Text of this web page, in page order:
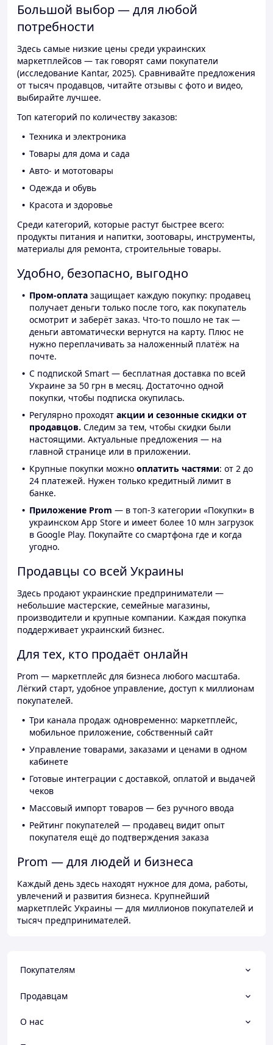
Большой выбор — для любой
потребности
Здесь самые низкие цены среди украинских
маркетплейсов — так говорят сами покупатели
(исследование Kantar, 2025). Сравнивайте предложения
от тысяч продавцов, читайте отзывы с фото и видео,
выбирайте лучшее.
Топ категорий по количеству заказов:
Техника и электроника
Товары для дома и сада
Авто- и мототовары
Одежда и обувь
Красота и здоровье
Среди категорий, которые растут быстрее всего:
продукты питания и напитки, зоотовары, инструменты,
материалы для ремонта, строительные товары.
Удобно, безопасно, выгодно
Пром-оплата защищает каждую покупку: продавец
получает деньги только после того, как покупатель
осмотрит и заберёт заказ. Что-то пошло не так —
деньги автоматически вернутся на карту. Плюс не
нужно переплачивать за наложенный платёж на
почте.
С подпиской Smart — бесплатная доставка по всей
Украине за 50 грн в месяц. Достаточно одной
покупки, чтобы подписка окупилась.
Регулярно проходят акции и сезонные скидки от
продавцов. Следим за тем, чтобы скидки были
настоящими. Актуальные предложения — на
главной странице или в приложении.
Крупные покупки можно оплатить частями: от 2 до
24 платежей. Нужен только кредитный лимит в
банке.
Приложение Prom — в топ-3 категории «Покупки» в
украинском App Store и имеет более 10 млн загрузок
в Google Play. Покупайте со смартфона где и когда
угодно.
Продавцы со всей Украины
Здесь продают украинские предприниматели —
небольшие мастерские, семейные магазины,
производители и крупные компании. Каждая покупка
поддерживает украинский бизнес.
Для тех, кто продаёт онлайн
Prom — маркетплейс для бизнеса любого масштаба.
Лёгкий старт, удобное управление, доступ к миллионам
покупателей.
Три канала продаж одновременно: маркетплейс,
мобильное приложение, собственный сайт
Управление товарами, заказами и ценами в одном
кабинете
Готовые интеграции с доставкой, оплатой и выдачей
чеков
Массовый импорт товаров — без ручного ввода
Рейтинг покупателей — продавец видит опыт
покупателя ещё до подтверждения заказа
Prom — для людей и бизнеса
Каждый день здесь находят нужное для дома, работы,
увлечений и развития бизнеса. Крупнейший
маркетплейс Украины — для миллионов покупателей и
тысяч предпринимателей.
Покупателям
Продавцам
О нас